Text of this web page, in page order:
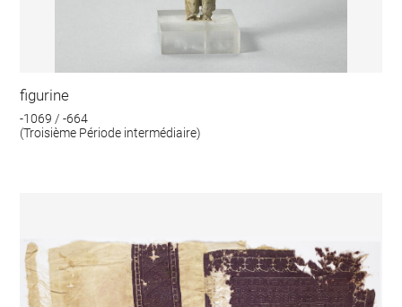
figurine
-1069 / -664
(Troisième Période intermédiaire)